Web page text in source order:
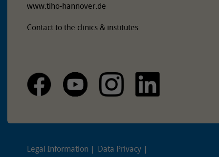
www.tiho-hannover.de
Contact to the clinics & institutes
Legal Information
Data Privacy